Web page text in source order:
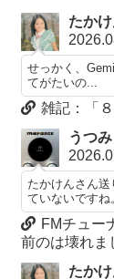
たか
せっかく、
てがたいの...
雑記：「
うつ
たかけんさん
ていないですね
FMチュー
前のは壊れま
たか